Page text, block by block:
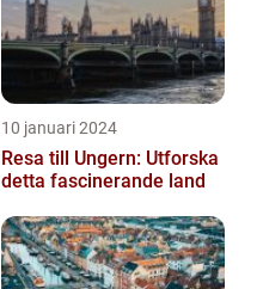
10 januari 2024
Resa till Ungern: Utforska
detta fascinerande land